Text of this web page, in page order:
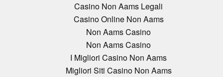
Casino Non Aams Legali
Casino Online Non Aams
Non Aams Casino
Non Aams Casino
I Migliori Casino Non Aams
Migliori Siti Casino Non Aams